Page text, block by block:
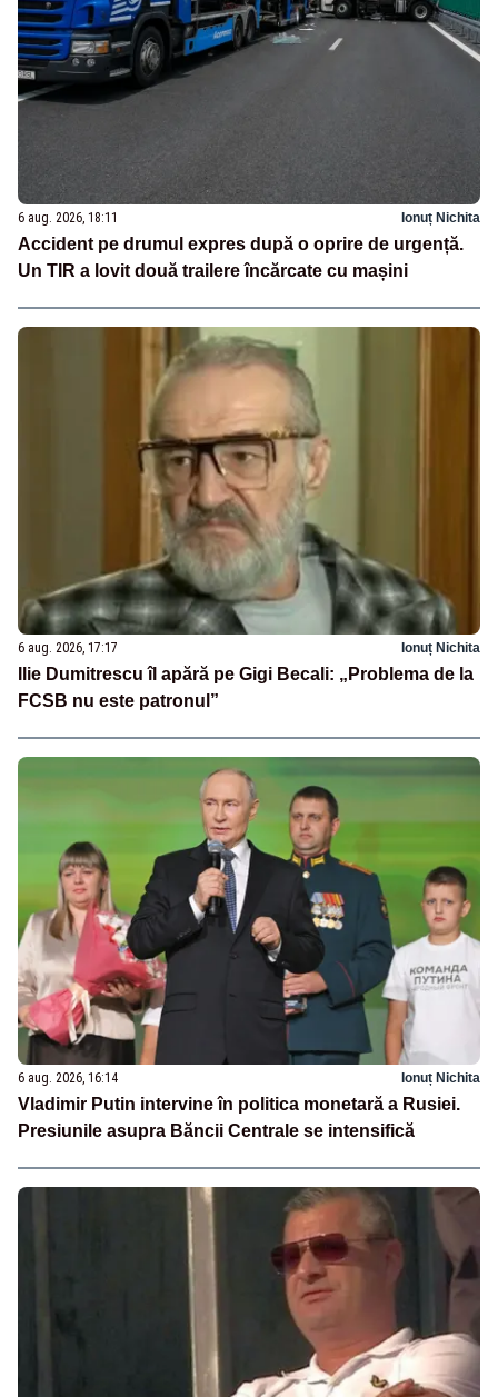
6 aug. 2026, 18:11 Ionuț Nichita
Accident pe drumul expres după o oprire de urgență.
Un TIR a lovit două trailere încărcate cu mașini
6 aug. 2026, 17:17 Ionuț Nichita
Ilie Dumitrescu îl apără pe Gigi Becali: „Problema de la
FCSB nu este patronul”
6 aug. 2026, 16:14 Ionuț Nichita
Vladimir Putin intervine în politica monetară a Rusiei.
Presiunile asupra Băncii Centrale se intensifică